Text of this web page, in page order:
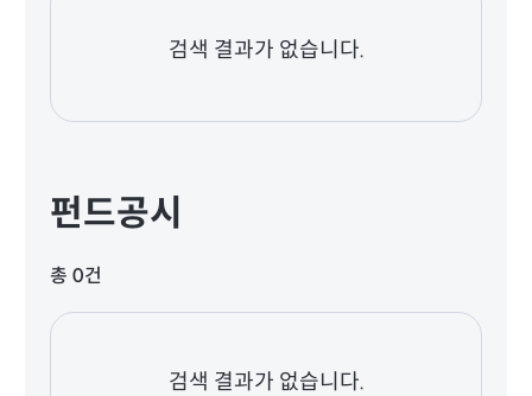
검색 결과가 없습니다.
펀드공시
총 0건
검색 결과가 없습니다.